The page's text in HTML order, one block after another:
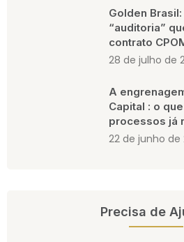
Golden
“auditoria”
contrato
28 de julho de
A
Capital : o
processos já
22 de junho de
Precisa de